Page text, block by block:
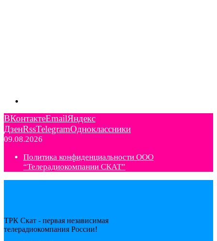
ВКонтактеEmailЯндекс
ДзенRssTelegramОдноклассники
09.08.2026
Политика конфиденциальности ООО
“Телерадиокомпании СКАТ”
ТРК Скат - первая независимая
телерадиокомпания Роcсии!